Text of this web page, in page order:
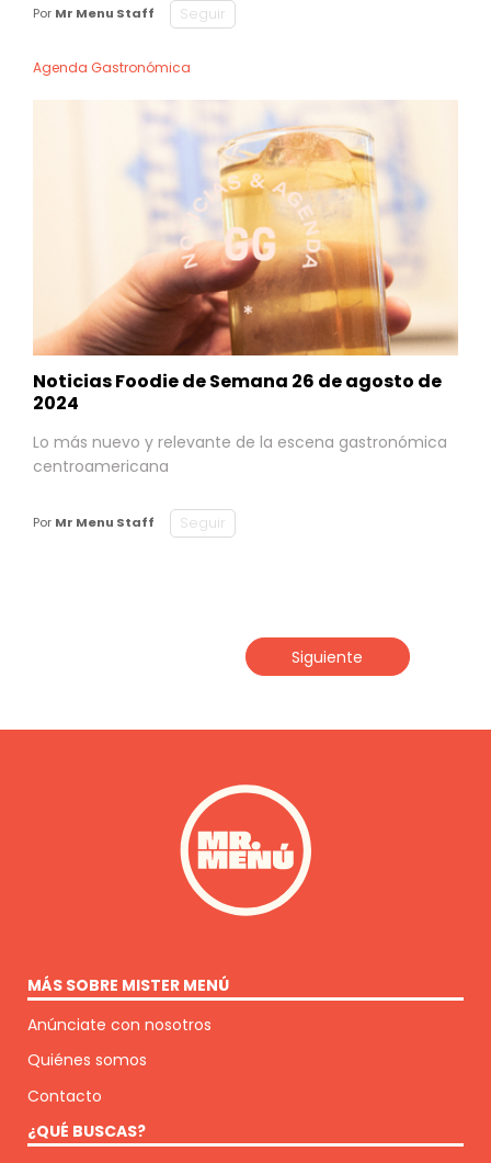
Por Mr Menu Staff Seguir
Agenda Gastronómica
Noticias Foodie de Semana 26 de agosto de
2024
Lo más nuevo y relevante de la escena gastronómica
centroamericana
Por Mr Menu Staff Seguir
Siguiente
MÁS SOBRE MISTER MENÚ
Anúnciate con nosotros
Quiénes somos
Contacto
¿QUÉ BUSCAS?